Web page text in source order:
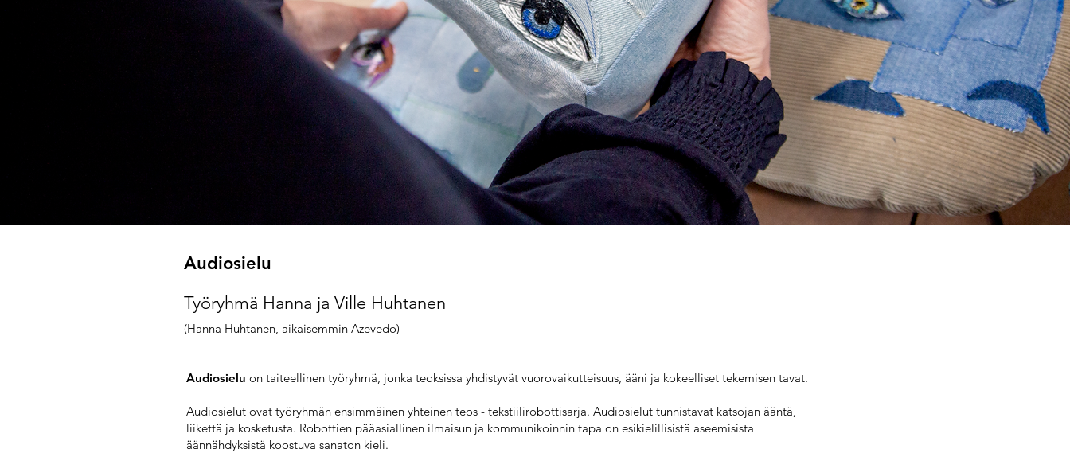
Audiosielu
Työryhmä Hanna ja Ville Huhtanen
(Hanna Huhtanen, aikaisemmin Azevedo)
Audiosielu on taiteellinen työryhmä, jonka teoksissa yhdistyvät vuorovaikutteisuus, ääni ja kokeelliset tekemisen tavat.
Audiosielut ovat työryhmän ensimmäinen yhteinen teos - tekstiilirobottisarja. Audiosielut tunnistavat katsojan ääntä,
liikettä ja kosketusta. Robottien pääasiallinen ilmaisun ja kommunikoinnin tapa on esikielillisistä aseemisista
äännähdyksistä koostuva sanaton kieli.